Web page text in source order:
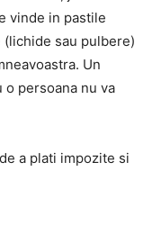
vinde in pastile
sau pulbere)
Un
persoana nu va
a plati impozite si